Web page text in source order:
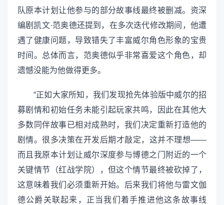
队原本计划让他参与的部分故事线最终被删减。资深
编剧凯文·范奥德还提到，在多次迭代修改期间，他遭
遇了健康问题，导致错失了丰富威尔角色形象的宝贵
时间。总体而言，范奥德似乎非常喜爱这个角色，却
遗憾没能为他做得更多。
“正如大家所知，我们发现抢先体验版中威尔的招
募剧情和初始任务未能引起玩家共鸣，因此在其他大
多数同伴故事已相对成熟时，我们决定重新打造他的
剧情。很多决策在开发后期才敲定，这并不理想——
而且我原本计划让威尔深度参与博德之门附近的一个
关键情节（红战学院），但这个情节最终被砍掉了，
这意味着我们必须重新开始。后来我们将他与雷文伽
德公爵关联起来，正当我们着手推进他这条故事线